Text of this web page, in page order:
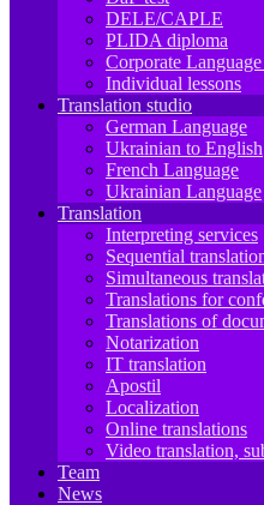
DELE/CAPLE
PLIDA diploma
Corporate
Individual lessons
Translation studio
German Language
Ukrainian to English
French Language
Ukrainian Language
Translation
Interpreting services
Sequential
Simultaneous
Translations for
Translations of
Notarization
IT translation
Apostil
Localization
Online translations
Video translation,
Team
News